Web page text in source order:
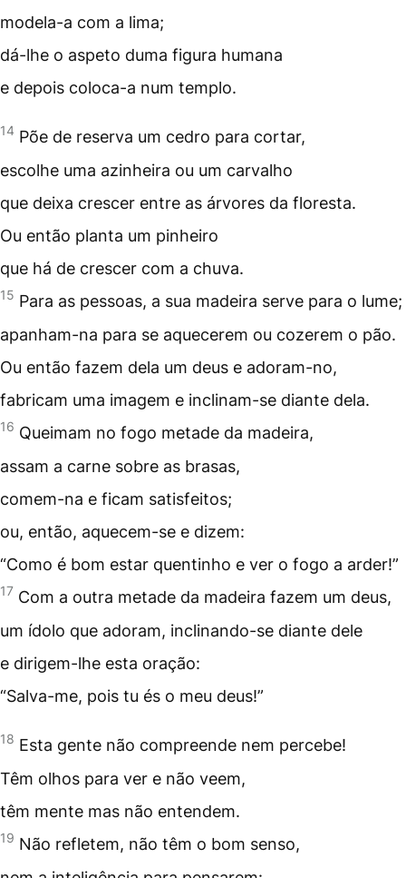
modela-a com a lima;
dá-lhe o aspeto duma figura humana
e depois coloca-a num templo.
14 Põe de reserva um cedro para cortar,
escolhe uma azinheira ou um carvalho
que deixa crescer entre as árvores da floresta.
Ou então planta um pinheiro
que há de crescer com a chuva.
15 Para as pessoas, a sua madeira serve para o lume;
apanham-na para se aquecerem ou cozerem o pão.
Ou então fazem dela um deus e adoram-no,
fabricam uma imagem e inclinam-se diante dela.
16 Queimam no fogo metade da madeira,
assam a carne sobre as brasas,
comem-na e ficam satisfeitos;
ou, então, aquecem-se e dizem:
“Como é bom estar quentinho e ver o fogo a arder!”
17 Com a outra metade da madeira fazem um deus,
um ídolo que adoram, inclinando-se diante dele
e dirigem-lhe esta oração:
“Salva-me, pois tu és o meu deus!”
18 Esta gente não compreende nem percebe!
Têm olhos para ver e não veem,
têm mente mas não entendem.
19 Não refletem, não têm o bom senso,